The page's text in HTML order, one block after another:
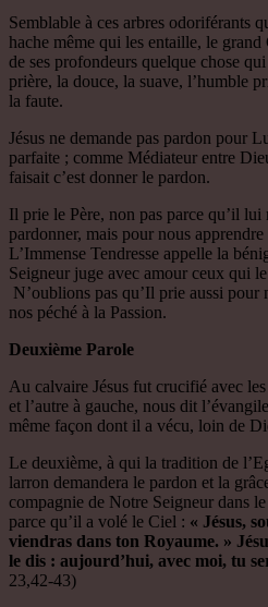
Semblable à ces arbres odoriférants
hache même qui les entaille, le
de ses profondeurs quelque chose
prière, la douce, la suave, l’humble
la faute.
Jésus ne demande pas pardon pour
parfaite ; comme Médiateur entre
faisait c’est donner le pardon.
Il prie le Père, non pas parce qu’il
pardonner, mais pour nous
L’Immense Tendresse appelle la
Seigneur juge avec amour ceux qui
N’oublions pas qu’Il prie aussi
nos péché à la Passion.
Deuxième Parole
Au calvaire Jésus fut crucifié avec
et l’autre à gauche, nous dit
même façon dont il a vécu, loin de
Le deuxième, à qui la tradition de
larron demandera le pardon et la
compagnie de Notre Seigneur dans
parce qu’il a volé le Ciel : « Jésus,
viendras dans ton Royaume. »
le dis : aujourd’hui, avec moi, tu
23,42-43)